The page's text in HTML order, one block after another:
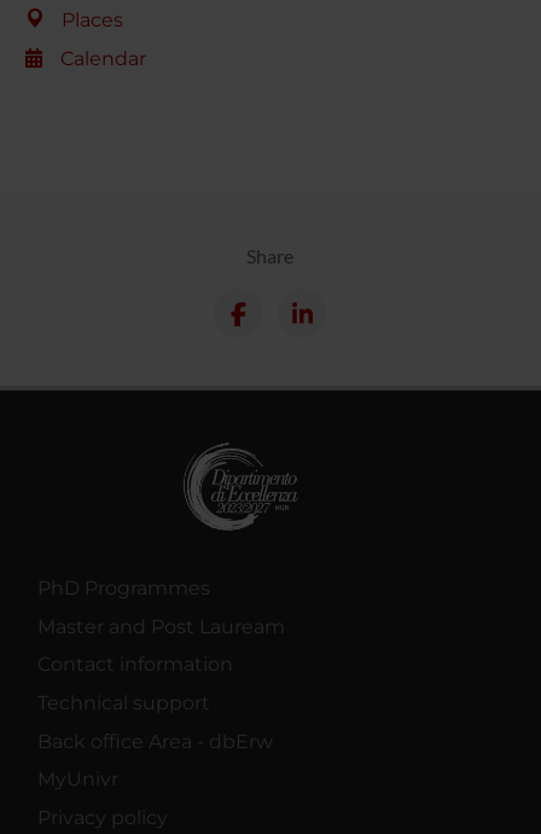
Places
Calendar
Share
PhD Programmes
Master and Post Lauream
Contact information
Technical support
Back office Area - dbErw
MyUnivr
Privacy policy